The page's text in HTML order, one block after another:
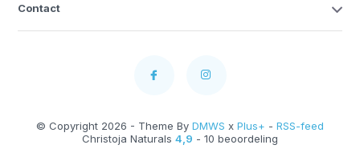
Contact
© Copyright 2026 - Theme By DMWS x Plus+ - RSS-feed
Christoja Naturals 4,9 - 10 beoordeling